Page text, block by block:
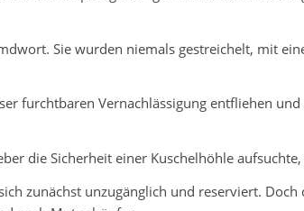
Sie wurden niemals gestreichelt, mit
furchtbaren Vernachlässigung entfliehen
die Sicherheit einer Kuschelhöhle
zunächst unzugänglich und reserviert.